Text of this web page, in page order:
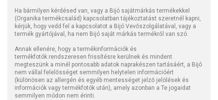
Ha bármilyen kérdésed van, vagy a Bijó sajátmárkás termékekkel
(Organika termékcsalád) kapcsolatban tájékoztatást szeretnél kapni,
kérjük, hogy vedd fel a kapcsolatot a Bijó Vevőszolgálatával, vagy a
termék gyártójával, ha nem Bijó saját márkás termékről van szó.
Annak ellenére, hogy a termékinformációk és
termékfotók rendszeresen frissítésre kerülnek és mindent
megteszünk a minél pontosabb adatok naprakészen tartásáért, a Bijó
nem vállal felelősséget semmilyen helytelen információért
(különösen az allergén és egyéb mentességet jelző jelölések és
információk vagy termékfotók után), amely azonban a Te jogaidat
semmilyen módon nem érinti.